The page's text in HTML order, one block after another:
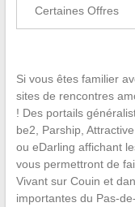
Certaines Offres
Si vous êtes familier
sites de rencontres
! Des portails
be2, Parship,
ou eDarling affichant
vous permettront de
Vivant sur Couin et
importantes du Pas-